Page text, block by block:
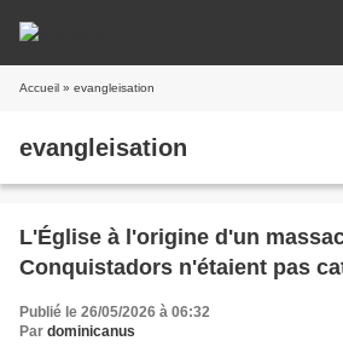
Accueil » evangleisation
evangleisation
L'Église à l'origine d'un
Conquistadors n'étaient pas
Publié le 26/05/2026 à 06:32
Par dominicanus